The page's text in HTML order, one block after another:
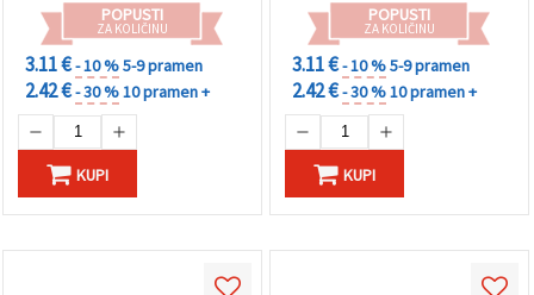
POPUSTI
ZA KOLIČINU
3.11 €- 10 %5-9 pramen
2.42 €- 30 %10 pramen +
KUPI
POPUSTI
ZA KOLIČINU
3.11 €- 10 %5-9 pramen
2.42 €- 30 %10 pramen +
KUPI